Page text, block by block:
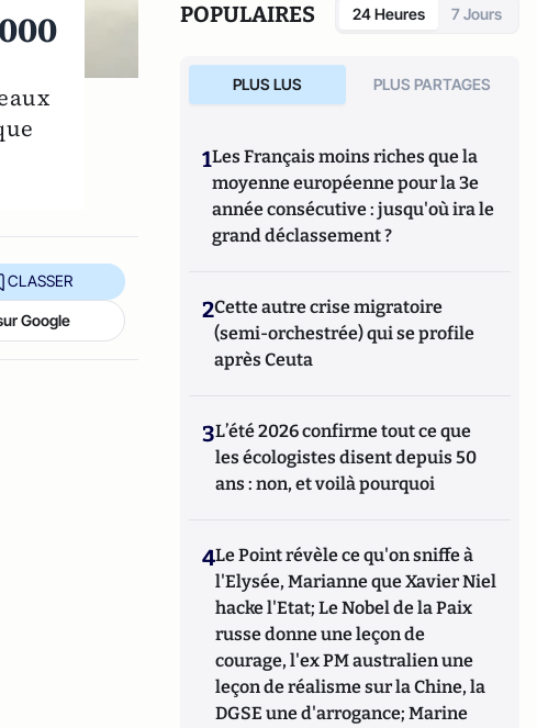
CLASSER
Google
POPULAIRES 24 Heures 7 Jours
PLUS LUS PLUS PARTAGES
1Les Français moins riches que la
moyenne européenne pour la 3e
année consécutive : jusqu'où ira le
grand déclassement ?
2Cette autre crise migratoire
(semi-orchestrée) qui se profile
après Ceuta
3L’été 2026 confirme tout ce que
les écologistes disent depuis 50
ans : non, et voilà pourquoi
4Le Point révèle ce qu'on sniffe à
l'Elysée, Marianne que Xavier Niel
hacke l'Etat; Le Nobel de la Paix
russe donne une leçon de
courage, l'ex PM australien une
leçon de réalisme sur la Chine, la
DGSE une d'arrogance; Marine